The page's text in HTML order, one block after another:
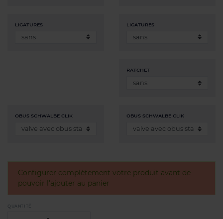
LIGATURES
OBUS SCHWALBE CLIK
LIGATURES
RATCHET
OBUS SCHWALBE CLIK
Configurer complètement votre produit avant de
pouvoir l'ajouter au panier
QUANTITÉ